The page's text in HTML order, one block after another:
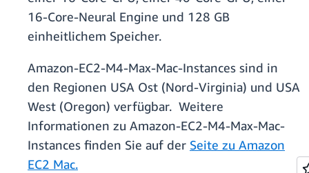
16-Core-Neural Engine und 128 GB
einheitlichem Speicher.
Amazon-EC2-M4-Max-Mac-Instances sind in
den Regionen USA Ost (Nord-Virginia) und USA
West (Oregon) verfügbar. Weitere
Informationen zu Amazon-EC2-M4-Max-Mac-
Instances finden Sie auf der Seite zu Amazon
EC2 Mac.